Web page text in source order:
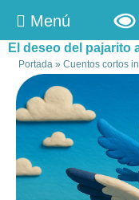
Menú
El deseo del pajarito
Portada » Cuentos cortos